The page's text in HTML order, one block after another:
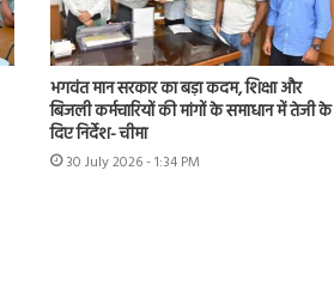
भगवंत मान सरकार का बड़ा कदम, शिक्षा और
बिजली कर्मचारियों की मांगों के समाधान में तेजी के
दिए निर्देश- चीमा
30 July 2026 - 1:34 PM